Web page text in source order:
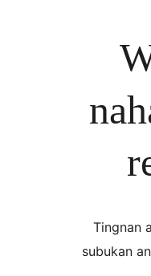
Tingnan
subukan